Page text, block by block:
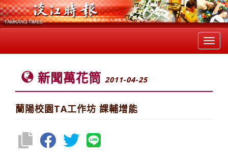
新聞萬花筒 2011-04-25
蘭陽校園TA工作坊 課輔增能